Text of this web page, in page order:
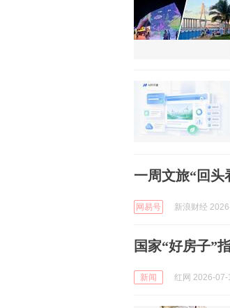
一周文旅“回头
网易号 新浪财经
国家“好房子”
新闻 红网 2026-07-